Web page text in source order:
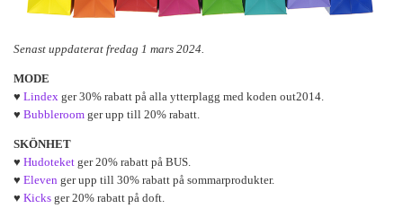
Senast uppdaterat fredag 1 mars 2024.
MODE
♥ Lindex ger 30% rabatt på alla ytterplagg med koden out2014.
♥ Bubbleroom ger upp till 20% rabatt.
SKÖNHET
♥ Hudoteket ger 20% rabatt på BUS.
♥ Eleven ger upp till 30% rabatt på sommarprodukter.
♥ Kicks ger 20% rabatt på doft.